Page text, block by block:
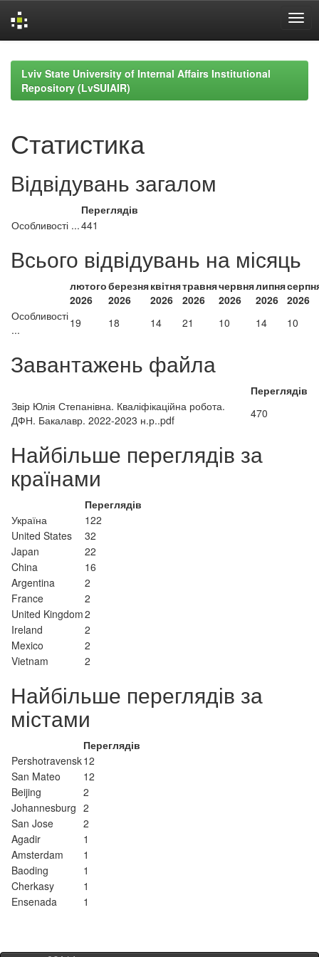
navigationLviv State University of Internal Affairs Institutional
Repository (LvSUIAIR)
Статистика
Відвідувань загалом
Переглядів
Особливості ...441
Всього відвідувань на місяць
лютого
2026
березня
2026
квітня
2026
травня
2026
червня
2026
липня
2026 2026
Особливості
...
19 18 14 21 10 14 10
Завантажень файла
Переглядів
Звір Юлія Степанівна. Кваліфікаційна робота.
ДФН. Бакалавр. 2022-2023 н.р..pdf
470
Найбільше переглядів за
країнами
Переглядів
Україна
122
United States
32
Japan
22
China
16
Argentina
2
France
2
United Kingdom2
Ireland
2
Mexico
2
Vietnam
2
Найбільше переглядів за
містами
Переглядів
Pershotravensk12
San Mateo
12
Beijing
2
Johannesburg 2
San Jose
2
Agadir
1
Amsterdam
1
Baoding
1
Cherkasy
1
Ensenada
1